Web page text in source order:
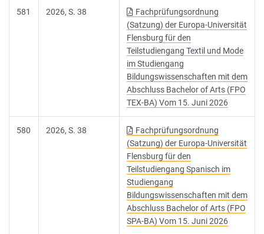
581 2026, S. 38
Fachprüfungsordnung
(Satzung) der Europa-Universität
Flensburg für den
Teilstudiengang Textil und Mode
im Studiengang
Bildungswissenschaften mit dem
Abschluss Bachelor of Arts (FPO
TEX-BA) Vom 15. Juni 2026
580 2026, S. 38
Fachprüfungsordnung
(Satzung) der Europa-Universität
Flensburg für den
Teilstudiengang Spanisch im
Studiengang
Bildungswissenschaften mit dem
Abschluss Bachelor of Arts (FPO
SPA-BA) Vom 15. Juni 2026